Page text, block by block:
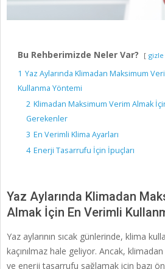
Bu Rehberimizde Neler Var? gizle
1 Yaz Aylarında Klimadan Maksimum
Kullanma Yöntemi
2 Klimadan Maksimum Verim Almak
Gerekenler
3 En Verimli Klima Ayarları
4 Enerji Tasarrufu İçin İpuçları
Yaz Aylarında Klimadan
Almak İçin En Verimli
Yaz aylarının sıcak günlerinde, klima
kaçınılmaz hale geliyor. Ancak,
ve enerji tasarrufu sağlamak için bazı